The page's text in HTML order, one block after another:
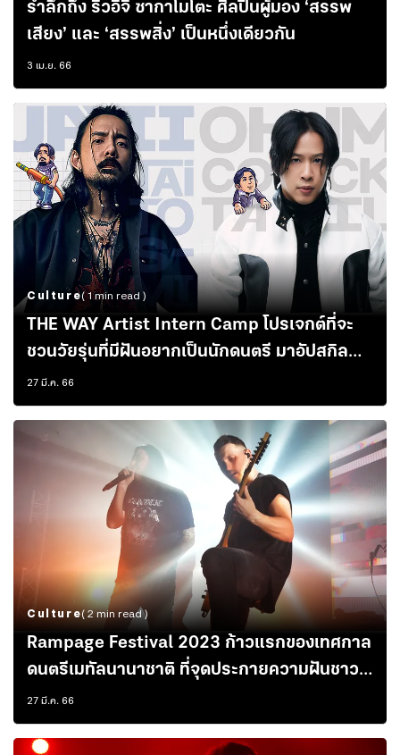
รำลึกถึง ริวอิจิ ซากาโมโตะ ศิลปินผู้มอง ‘สรรพ
เสียง’ และ ‘สรรพสิ่ง’ เป็นหนึ่งเดียวกัน
3 เม.ย. 66
Culture( 1 min read )
THE WAY Artist Intern Camp โปรเจกต์ที่จะ
ชวนวัยรุ่นที่มีฝันอยากเป็นนักดนตรี มาอัปสกิล
อาร์ตติสกับศิลปินตัวจริง
27 มี.ค. 66
Culture( 2 min read )
Rampage Festival 2023 ก้าวแรกของเทศกาล
ดนตรีเมทัลนานาชาติ ที่จุดประกายความฝันชาวร็
อกไทย
27 มี.ค. 66